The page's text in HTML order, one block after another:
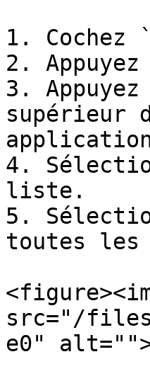
1.
2.
3.
supérieur
4.
liste.
5.
toutes
src="/files/
e0"